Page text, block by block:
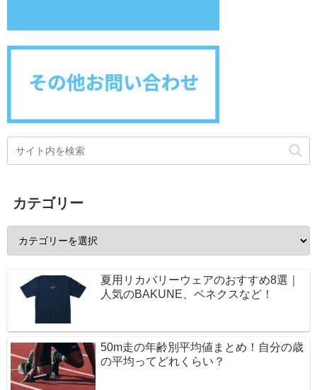
カテゴリー
夏用リカバリーウェアのおすすめ8選｜
人気のBAKUNE、ベネクスなど！
50m走の年齢別平均値まとめ！自分の歳
の平均ってどれくらい？